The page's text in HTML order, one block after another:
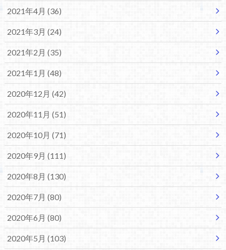
2021年4月 (36)
2021年3月 (24)
2021年2月 (35)
2021年1月 (48)
2020年12月 (42)
2020年11月 (51)
2020年10月 (71)
2020年9月 (111)
2020年8月 (130)
2020年7月 (80)
2020年6月 (80)
2020年5月 (103)